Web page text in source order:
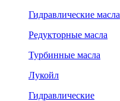
Гидравлические масла
Редукторные масла
Турбинные масла
Лукойл
Гидравлические